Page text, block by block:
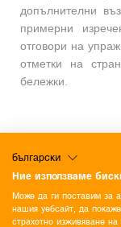
допълнителни
примерни
отговори на
отметки на
бележки.
български
Ние използваме
Може да ги поставим за
нашия уебсайт, да
страхотно изживяване